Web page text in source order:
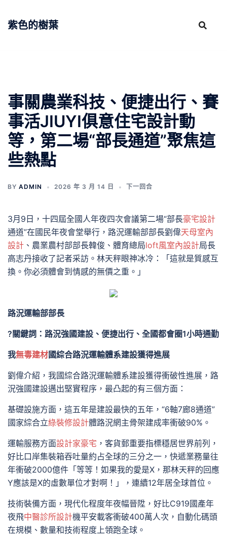
紫色的樹葉
事關農業科技、便捷出行、賽
事活JIUYI俱意住宅設計動
等，第二場“部長通道”聚焦這
些熱點
BY ADMIN 2026 年 3 月 14 日 下一回合
3月9日，十四屆全國人年夜四次會議第二場“部長豪宅設計
通道”在國民年夜會堂舉行，路況運輸部部長劉偉天母室內
設計 、農業農村部部長韓俊、體育總局loft風室內設計局長
高志丹接收了記者采訪。林天秤眼神冰冷：「這就是質感互
換。你必須體會到情感的無價之重。」
路況運輸部部長
?關鍵詞：路況強國建設、便捷出行、全國都會圈1小時通勤
我無毒建材國綜合路況運輸體系建設獲得進展
劉偉介紹，我國綜合路況運輸體系建設獲得衝破性進展，路
況強國建設邁出堅實程序，最凸起的有三個方面：
基礎設施方面，這五年是建設最快的五年，“6軸7廊8通道”
國家綜合立綠裝修設計體路況網主骨架建成率衝破90%。
運輸服務方面設計家豪宅 ，客貨郵重要指標穩居世界前列，
好比口岸集裝箱吞吐量約占全球的三分之一，快遞業務量往
年衝破2000億件「等等！如果我的愛是X，那林天秤的回應
Y應該是X的虛數單位才對啊！」，連續12年居全球首位。
技術裝備方面，現代化程度年夜幅晉陞，好比C919國產年
夜飛中醫診所設計機平安載客衝破400萬人次，自動化碼頭
在規模、數量和技術程度上領跑全球。